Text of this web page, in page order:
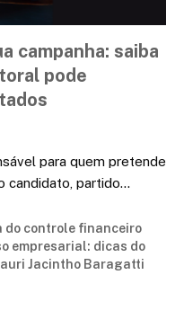
campanha: saiba
pode
para quem pretende
candidato, partido…
do controle financeiro
empresarial: dicas do
Jacintho Baragatti